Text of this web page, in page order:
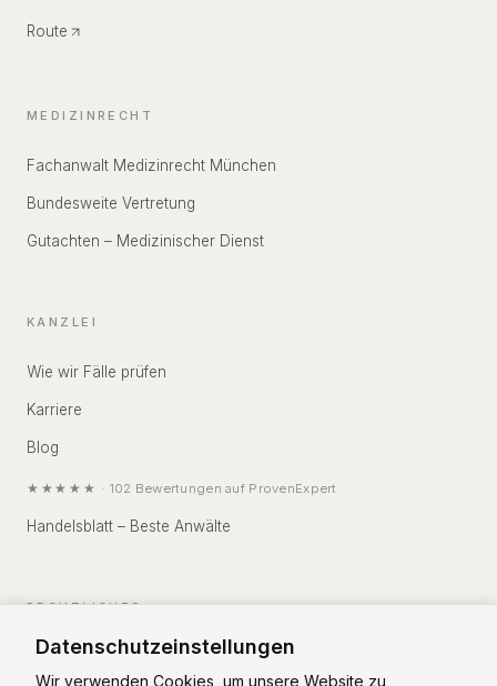
Route
MEDIZINRECHT
Fachanwalt Medizinrecht München
Bundesweite Vertretung
Gutachten – Medizinischer Dienst
KANZLEI
Wie wir Fälle prüfen
Karriere
Blog
★★★★★ · 102 Bewertungen auf ProvenExpert
Handelsblatt – Beste Anwälte
RECHTLICHES
Impressum
Datenschutzeinstellungen
Wir verwenden Cookies, um unsere Website zu